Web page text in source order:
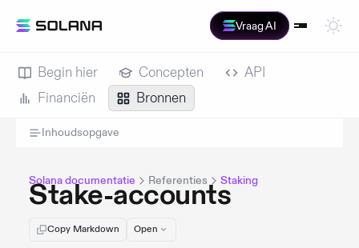
Vraag AI
Begin hier Concepten
API
Financiën
Bronnen
Inhoudsopgave
Solana documentatie Referenties Staking
Stake-accounts
Copy Markdown Open